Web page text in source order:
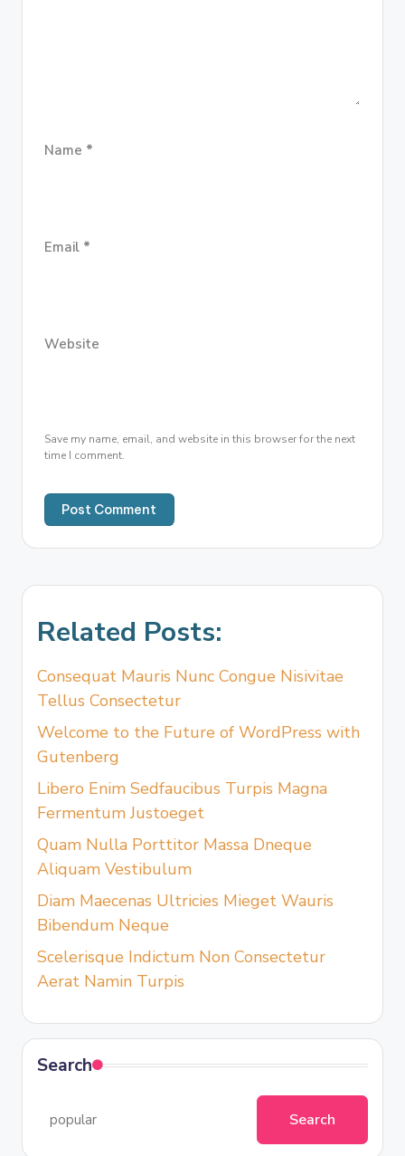
Name *
Email *
Website
Save my name, email, and website in this browser for the next
time I comment.
Related Posts:
Consequat Mauris Nunc Congue Nisivitae
Tellus Consectetur
Welcome to the Future of WordPress with
Gutenberg
Libero Enim Sedfaucibus Turpis Magna
Fermentum Justoeget
Quam Nulla Porttitor Massa Dneque
Aliquam Vestibulum
Diam Maecenas Ultricies Mieget Wauris
Bibendum Neque
Scelerisque Indictum Non Consectetur
Aerat Namin Turpis
Search
Search